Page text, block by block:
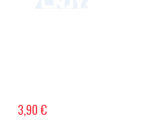
3,90 €